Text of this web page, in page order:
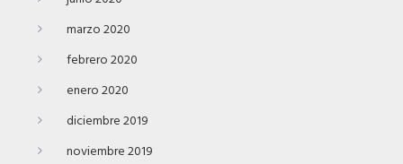
marzo 2020
febrero 2020
enero 2020
diciembre 2019
noviembre 2019